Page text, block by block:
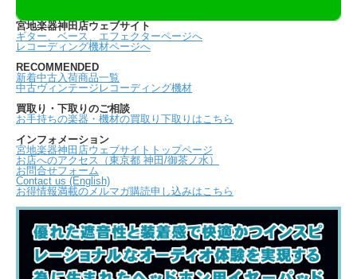
宮地楽器神田店ウェブサイト
ギター、ベース、エフェクターページへ
レコーディング機材ページへ
RECOMMENDED
新着中古入荷商品一覧
中古ヴィンテージレコーディング機材
買取り・下取りのご相談
お手持ちの楽器・機材の買取り下取りはこちら
インフォメーション
宮地楽器神田店ウェブサイトトップページ
お店へのアクセス（東京都 神田/御茶ノ水）
お問合せフォーム
Contact us (English)
お得情報満載のメルマガ購読申し込みはこちら